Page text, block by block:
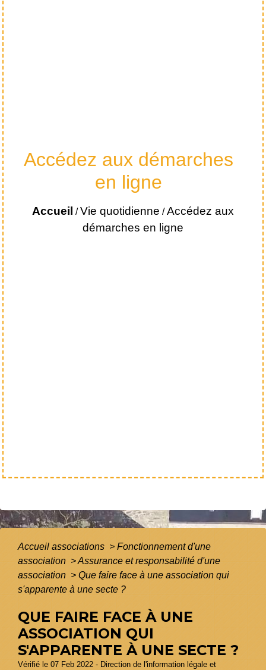
Accédez aux démarches
en ligne
Accueil /Vie quotidienne /Accédez aux
démarches en ligne
Accueil associations > Fonctionnement d'une
association >Assurance et responsabilité d'une
association > Que faire face à une association qui
s'apparente à une secte ?
QUE FAIRE FACE À UNE
ASSOCIATION QUI
S'APPARENTE À UNE SECTE ?
Vérifié le 07 Feb 2022 - Direction de l'information légale et